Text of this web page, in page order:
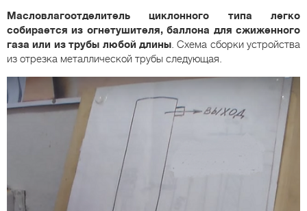
Масловлагоотделитель циклонного типа легко
собирается из огнетушителя, баллона для сжиженного
газа или из трубы любой длины. Схема сборки устройства
из отрезка металлической трубы следующая.